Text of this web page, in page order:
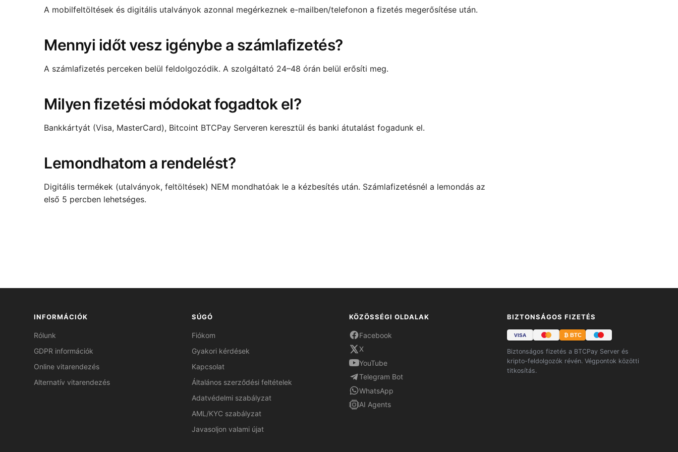
A mobilfeltöltések és digitális utalványok azonnal megérkeznek e-mailben/telefonon a fizetés megerősítése után.
Mennyi időt vesz igénybe a számlafizetés?
A számlafizetés perceken belül feldolgozódik. A szolgáltató 24–48 órán belül erősíti meg.
Milyen fizetési módokat fogadtok el?
Bankkártyát (Visa, MasterCard), Bitcoint BTCPay Serveren keresztül és banki átutalást fogadunk el.
Lemondhatom a rendelést?
Digitális termékek (utalványok, feltöltések) NEM mondhatóak le a kézbesítés után. Számlafizetésnél a lemondás az
első 5 percben lehetséges.
INFORMÁCIÓK
Rólunk
GDPR információk
Online vitarendezés
Alternatív vitarendezés
SÚGÓ
Fiókom
Gyakori kérdések
Kapcsolat
Általános szerződési feltételek
Adatvédelmi szabályzat
AML/KYC szabályzat
Javasoljon valami újat
KÖZÖSSÉGI OLDALAK
Facebook
X
YouTube
Telegram Bot
WhatsApp
AI Agents
BIZTONSÁGOS FIZETÉS
VISA ₿ BTC
Biztonságos fizetés a BTCPay Server és
kripto-feldolgozók révén. Végpontok közötti
titkosítás.